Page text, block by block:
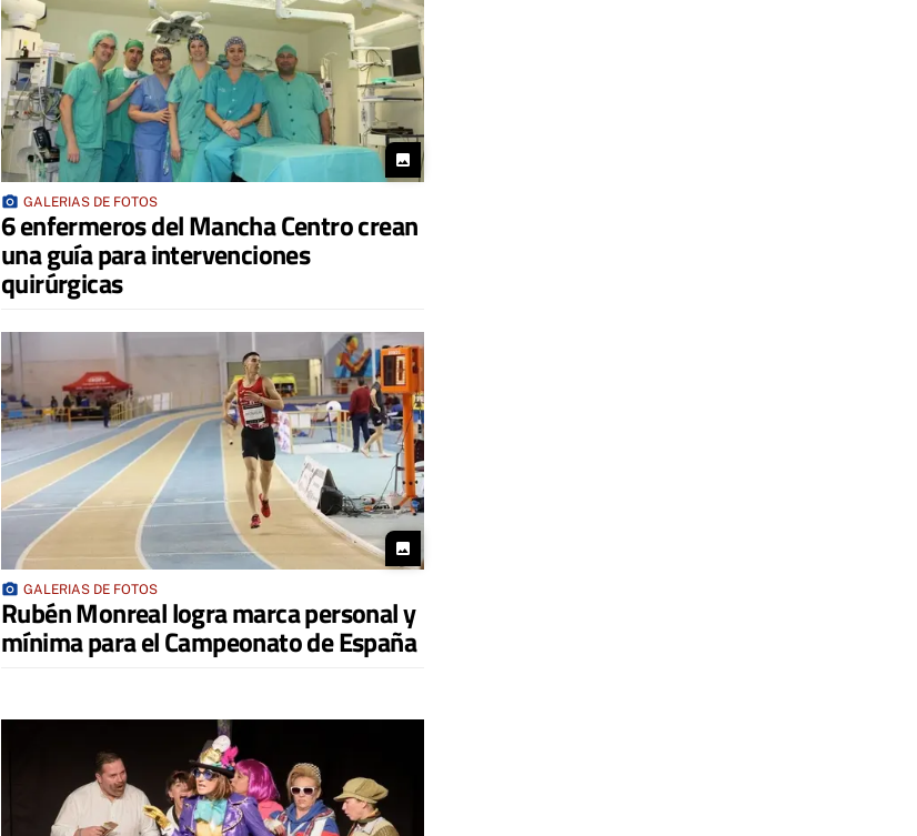
photo
photo_camera GALERIAS DE FOTOS
6 enfermeros del Mancha Centro crean
una guía para intervenciones
quirúrgicas
photo
photo_camera GALERIAS DE FOTOS
Rubén Monreal logra marca personal y
mínima para el Campeonato de España